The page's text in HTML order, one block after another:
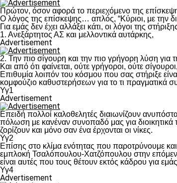
Πρώτον, όσον αφορά το περιεχόμενο της
Ο λόγος της επίσκεψης… απλός, “Κύριοι, με την
Για εμάς δεν έχει αλλάξει κάτι, οι λόγοι της
1. Ανεξάρτητος ΑΣ και μελλοντικά αυτάρκης,
Advertisement
2. Την πιο σίγουρη και την πιο γρήγορη λύση
Και από ότι φαίνεται, ούτε γρήγοροι, ούτε
Επιθυμία λοιπόν του κόσμου που σας στήριξε
κομφούζιο καθυστερήσεων για το τι πραγματικά
Υγ1
Advertisement
Επειδή πολλοί καλοθελητές διαιωνίζουν
πόλωση με κανέναν συνοπαδό μας για
ζορίζουν και μόνο σαν ένα έρχονται οι νίκες.
Υγ2
Επίσης στο κλίμα ενότητας που παροτρύνουμε
εμπλοκή Τσαλόπουλου-Χατζόπουλου στην
είναι αυτές που τους θέτουν εκτός κάδρου για
Υγ4
Advertisement